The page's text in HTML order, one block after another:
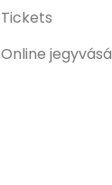
Tickets
Online